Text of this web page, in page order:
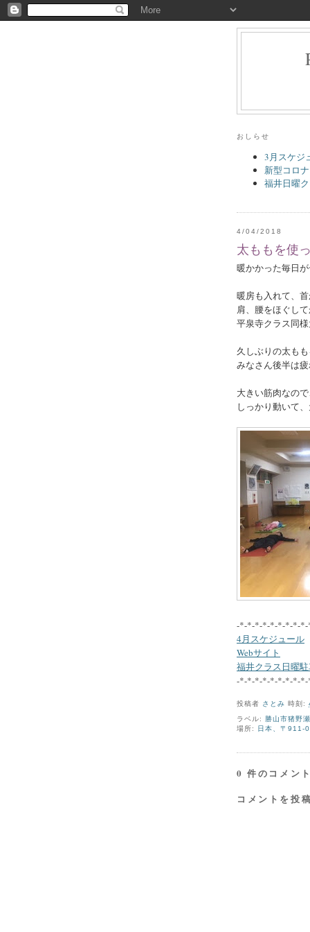
おしらせ
3月スケジ
新型コロ
福井日曜
4/04/2018
太ももを使
暖かかった毎日
暖房も入れて、
肩、腰をほぐし
平泉寺クラス同
久しぶりの太も
みなさん後半は
大きい筋肉なの
しっかり動いて
-*-*-*-*-*-*-*-*-
4月スケジュール
Webサイト
福井クラス日曜
-*-*-*-*-*-*-*-*-
投稿者 さとみ 時刻:
ラベル:
勝山市猪野
場所: 日本、〒911-
0 件のコメン
コメントを投